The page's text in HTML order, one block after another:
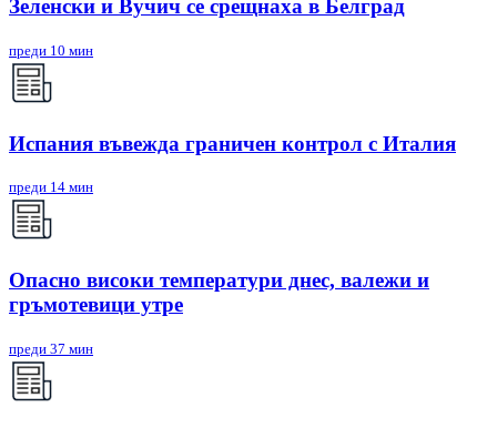
Зеленски и Вучич се срещнаха в Белград
преди 10 мин
Испания въвежда граничен контрол с Италия
преди 14 мин
Опасно високи температури днес, валежи и
гръмотевици утре
преди 37 мин